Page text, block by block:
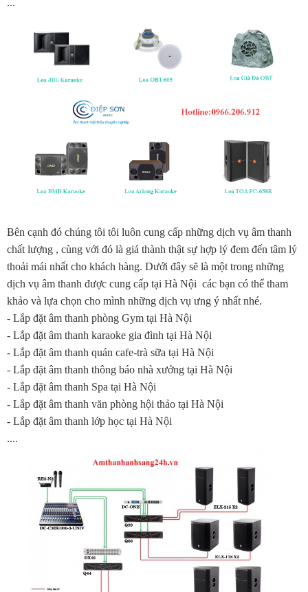
...
Bên cạnh đó chúng tôi tôi luôn cung cấp những dịch vụ âm thanh
chất lượng , cùng với đó là giá thành thật sự hợp lý đem đến tâm lý
thoải mái nhất cho khách hàng. Dưới đây sẽ là một trong những
dịch vụ âm thanh được cung cấp tại Hà Nội các bạn có thể tham
khảo và lựa chọn cho mình những dịch vụ ưng ý nhất nhé.
- Lắp đặt âm thanh phòng Gym tại Hà Nội
- Lắp đặt âm thanh karaoke gia đình tại Hà Nội
- Lắp đặt âm thanh quán cafe-trà sữa tại Hà Nội
- Lắp đặt âm thanh thông báo nhà xưởng tại Hà Nội
- Lắp đặt âm thanh Spa tại Hà Nội
- Lắp đặt âm thanh văn phòng hội thảo tại Hà Nội
- Lắp đặt âm thanh lớp học tại Hà Nội
....